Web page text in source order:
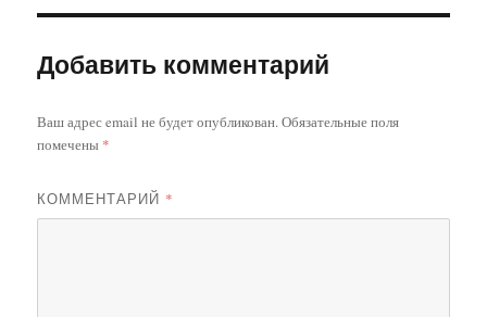
Добавить комментарий
Ваш адрес email не будет опубликован.Обязательные поля
помечены *
КОММЕНТАРИЙ *